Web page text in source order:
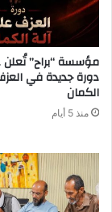
مؤسسة “براح”
دورة جديدة في
الكمان
منذ 5 أيام